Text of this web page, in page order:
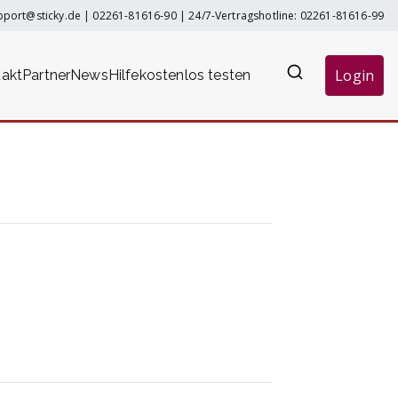
| 02261-81616-90| 24/7-Vertragshotline: 02261-81616-99
PartnerNewsHilfekostenlos testen Login